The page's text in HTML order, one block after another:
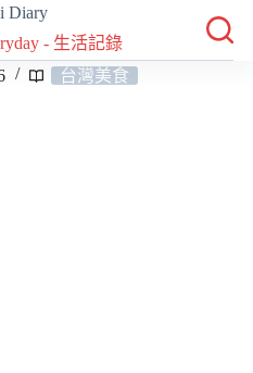
Diary
- 生活記錄
台灣美食